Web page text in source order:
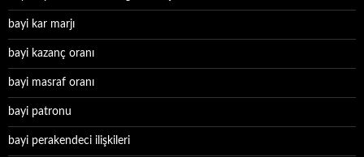
bayi kar marjı
bayi kazanç oranı
bayi masraf oranı
bayi patronu
bayi perakendeci ilişkileri